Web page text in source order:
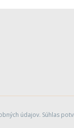
údajov. Súhlas